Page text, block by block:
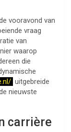
vooravond van
vraag
van
waarop
die
uitgebreide
nieuwste
carrière